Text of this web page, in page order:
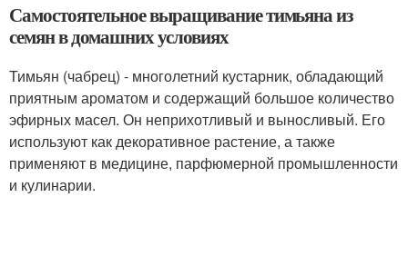
Самостоятельное выращивание тимьяна из
семян в домашних условиях
Тимьян (чабрец) - многолетний кустарник, обладающий
приятным ароматом и содержащий большое количество
эфирных масел. Он неприхотливый и выносливый. Его
используют как декоративное растение, а также
применяют в медицине, парфюмерной промышленности
и кулинарии.